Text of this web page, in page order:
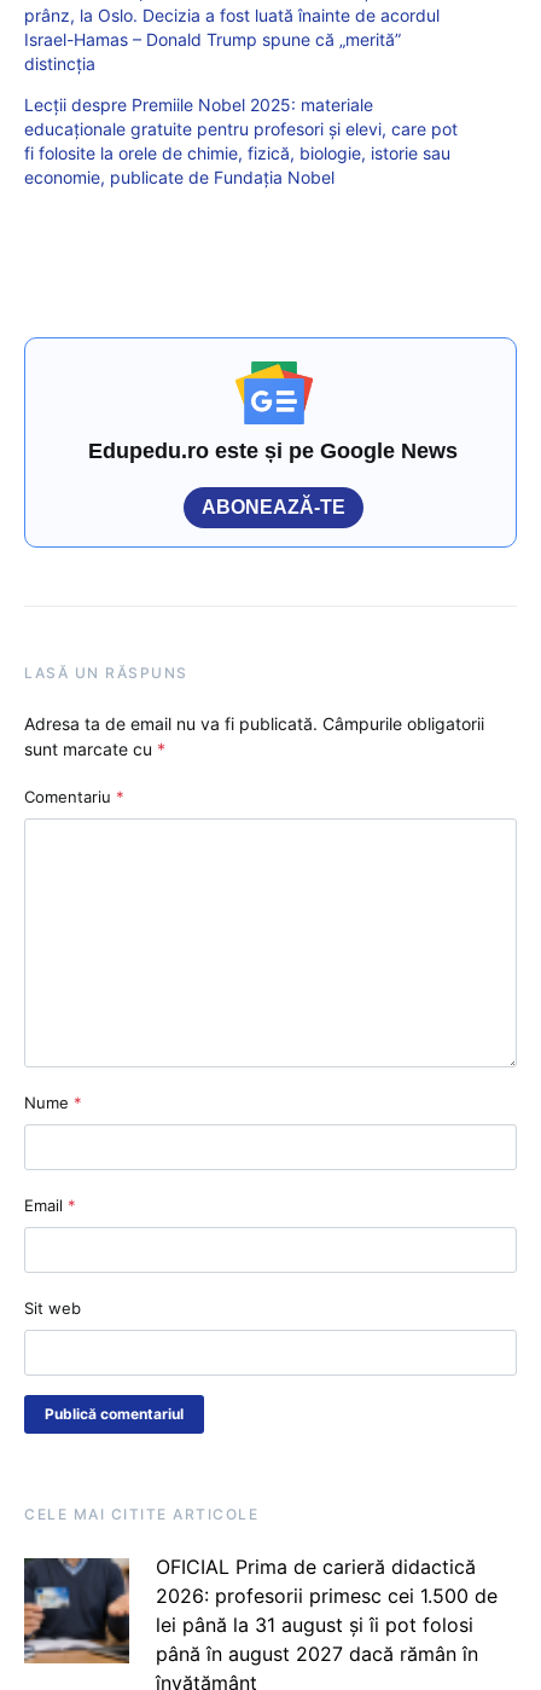
prânz, la Oslo. Decizia a fost luată înainte de acordul
Israel-Hamas – Donald Trump spune că „merită”
distincția
Lecții despre Premiile Nobel 2025: materiale
educaționale gratuite pentru profesori și elevi, care pot
fi folosite la orele de chimie, fizică, biologie, istorie sau
economie, publicate de Fundația Nobel
Edupedu.ro este și pe Google News
ABONEAZĂ-TE
LASĂ UN RĂSPUNS
Adresa ta de email nu va fi publicată. Câmpurile obligatorii
sunt marcate cu *
Comentariu *
Nume *
Email *
Sit web
CELE MAI CITITE ARTICOLE
OFICIAL Prima de carieră didactică
2026: profesorii primesc cei 1.500 de
lei până la 31 august și îi pot folosi
până în august 2027 dacă rămân în
învățământ